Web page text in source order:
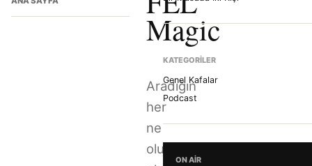
Magic
Aradığın
her
ne
olursa
KATEGORILER
Genel Kafalar
Podcast
ON AIR